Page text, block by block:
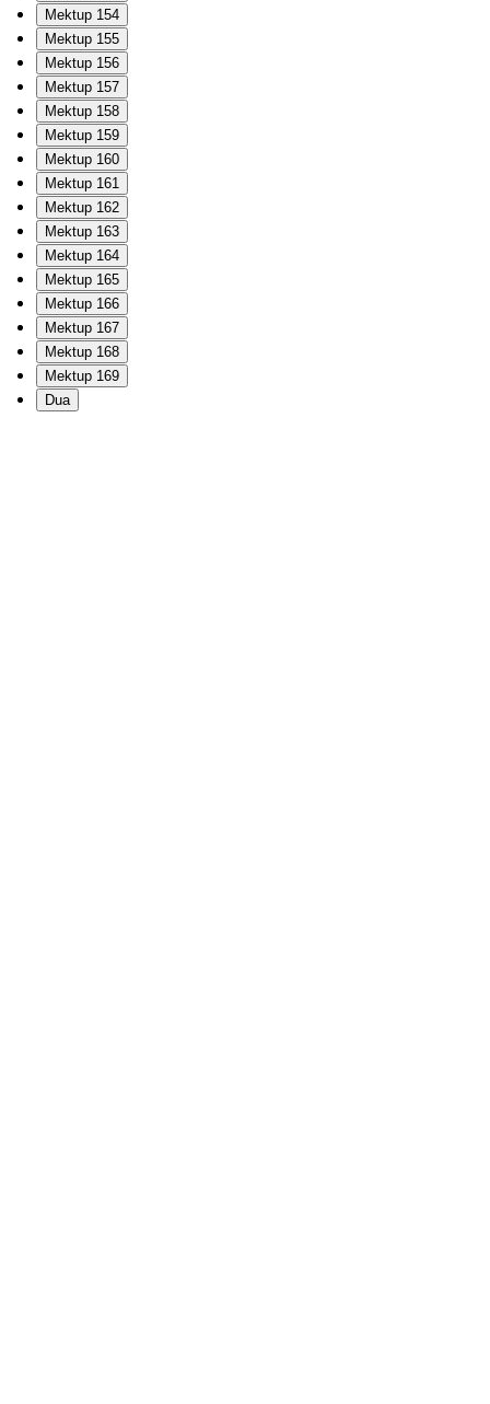
Mektup 154
Mektup 155
Mektup 156
Mektup 157
Mektup 158
Mektup 159
Mektup 160
Mektup 161
Mektup 162
Mektup 163
Mektup 164
Mektup 165
Mektup 166
Mektup 167
Mektup 168
Mektup 169
Dua